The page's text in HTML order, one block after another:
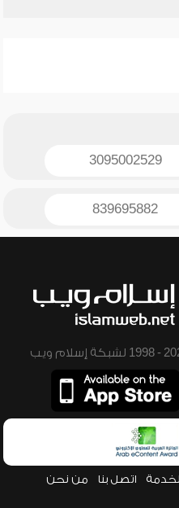
3095002529
839695882
اتصل بنا من نحن